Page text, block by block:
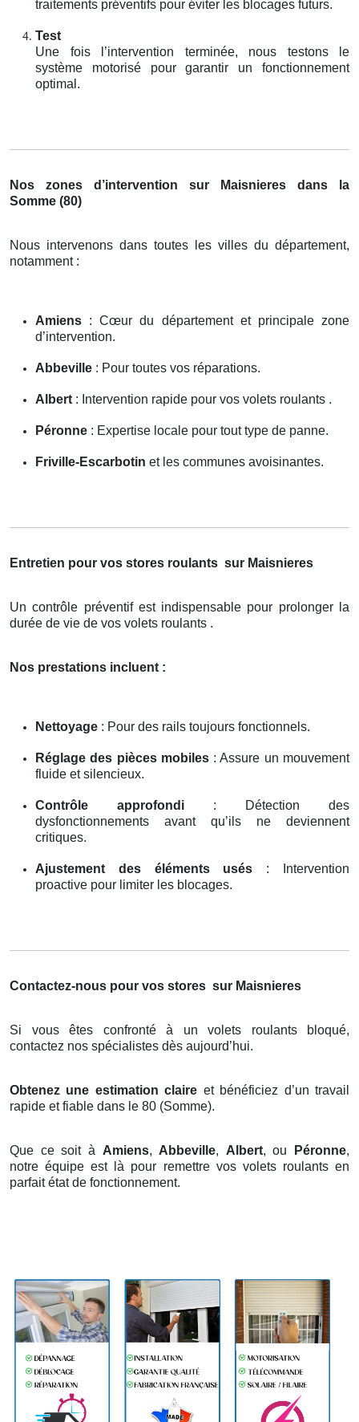
traitements préventifs pour éviter les blocages futurs.
Test
Une fois l’intervention terminée, nous testons le
système motorisé pour garantir un fonctionnement
optimal.
Nos zones d’intervention sur Maisnieres dans la
Somme (80)
Nous intervenons dans toutes les villes du département,
notamment :
Amiens : Cœur du département et principale zone
d’intervention.
Abbeville : Pour toutes vos réparations.
Albert : Intervention rapide pour vos volets roulants .
Péronne : Expertise locale pour tout type de panne.
Friville-Escarbotin et les communes avoisinantes.
Entretien pour vos stores roulants sur Maisnieres
Un contrôle préventif est indispensable pour prolonger la
durée de vie de vos volets roulants .
Nos prestations incluent :
Nettoyage : Pour des rails toujours fonctionnels.
Réglage des pièces mobiles: Assure un mouvement
fluide et silencieux.
Contrôle approfondi : Détection des
dysfonctionnements avant qu’ils ne deviennent
critiques.
Ajustement des éléments usés : Intervention
proactive pour limiter les blocages.
Contactez-nous pour vos stores sur Maisnieres
Si vous êtes confronté à un volets roulants bloqué,
contactez nos spécialistes dès aujourd’hui.
Obtenez une estimation claire et bénéficiez d’un travail
rapide et fiable dans le 80 (Somme).
Que ce soit à Amiens, Abbeville, Albert, ou Péronne,
notre équipe est là pour remettre vos volets roulants en
parfait état de fonctionnement.